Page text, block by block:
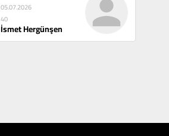
05.07.2026
40
İsmet Hergünşen